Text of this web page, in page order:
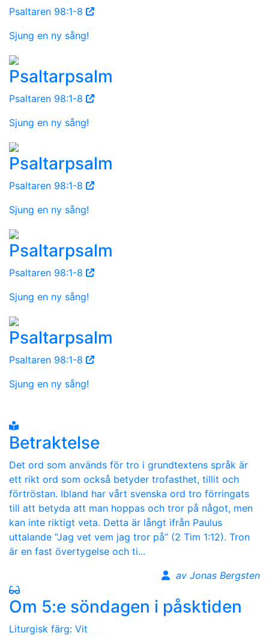
Psaltaren 98:1-8
Sjung en ny sång!
Psaltarpsalm
Psaltaren 98:1-8
Sjung en ny sång!
Psaltarpsalm
Psaltaren 98:1-8
Sjung en ny sång!
Psaltarpsalm
Psaltaren 98:1-8
Sjung en ny sång!
Psaltarpsalm
Psaltaren 98:1-8
Sjung en ny sång!
Betraktelse
Det ord som används för tro i grundtextens språk är
ett rikt ord som också betyder trofasthet, tillit och
förtröstan. Ibland har vårt svenska ord tro förringats
till att betyda att man hoppas och tror på något, men
kan inte riktigt veta. Detta är långt ifrån Paulus
uttalande ”Jag vet vem jag tror på” (2 Tim 1:12). Tron
är en fast övertygelse och ti...
av Jonas Bergsten
Om 5:e söndagen i påsktiden
Liturgisk färg: Vit